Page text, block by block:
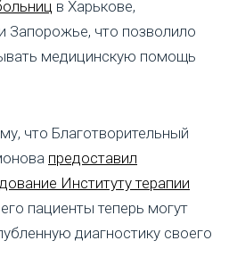
в Харькове,
Запорожье, что позволило
медицинскую помощь
что Благотворительный
предоставил
Институту терапии
его пациенты теперь могут
диагностику своего